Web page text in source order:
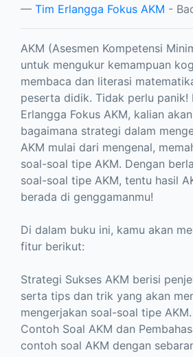
Tim Erlangga Fokus AKM -
AKM (Asesmen Kompetensi
untuk mengukur kemampuan
membaca dan literasi
peserta didik. Tidak perlu panik!
Erlangga Fokus AKM, kalian
bagaimana strategi dalam
AKM mulai dari mengenal,
soal-soal tipe AKM. Dengan
soal-soal tipe AKM, tentu hasil
berada di genggamanmu!
Di dalam buku ini, kamu akan
fitur berikut:
Strategi Sukses AKM berisi
serta tips dan trik yang akan
mengerjakan soal-soal tipe AKM.
Contoh Soal AKM dan
contoh soal AKM dengan